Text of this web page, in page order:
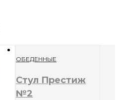
ОБЕДЕННЫЕ
Стул Престиж
№2